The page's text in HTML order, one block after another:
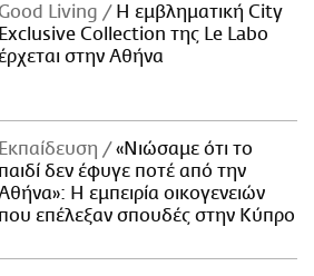
Good Living
Η εμβληματική City
Exclusive Collection της Le Labo
στην Αθήνα
Εκπαίδευση
«Νιώσαμε ότι το
παιδί δεν έφυγε ποτέ από την
Η εμπειρία οικογενειών
που επέλεξαν σπουδές στην Κύπρο